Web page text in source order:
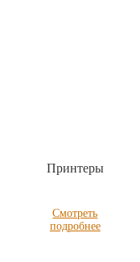
Принтеры
Смотреть
подробнее